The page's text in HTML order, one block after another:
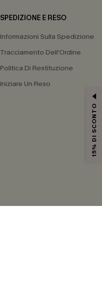
SPEDIZIONE E RESO
Informazioni Sulla Spedizione
Tracciamento Dell'Ordine
Politica Di Restituzione
Iniziare Un Reso
15% DI SCONTO